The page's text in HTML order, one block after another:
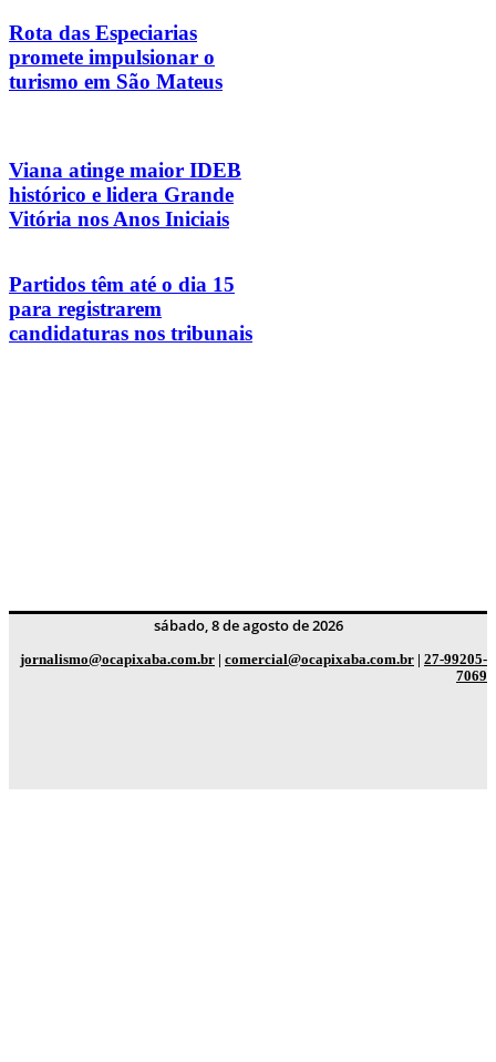
Rota das Especiarias
promete impulsionar o
turismo em São Mateus
Viana atinge maior IDEB
histórico e lidera Grande
Vitória nos Anos Iniciais
Partidos têm até o dia 15
para registrarem
candidaturas nos tribunais
sábado, 8 de agosto de 2026
jornalismo@ocapixaba.com.br | comercial@ocapixaba.com.br | 27-99205-
7069